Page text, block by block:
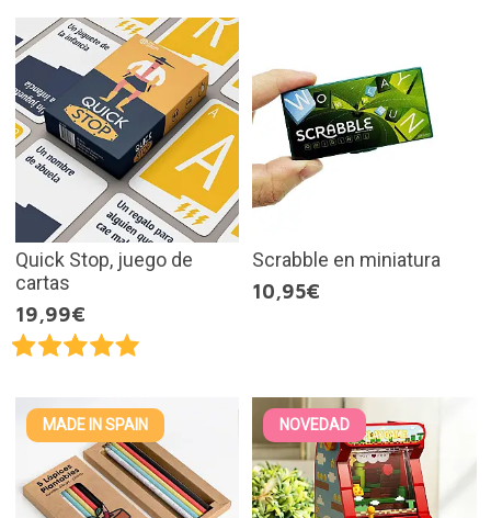
Quick Stop, juego de
cartas
19,99€
Scrabble en miniatura
10,95€
MADE IN SPAIN NOVEDAD